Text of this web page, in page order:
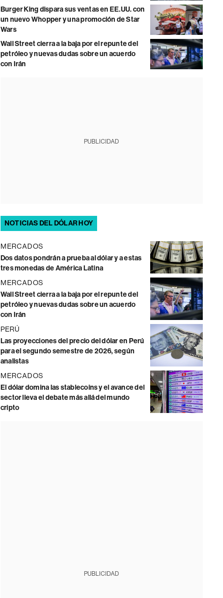
Burger King dispara sus ventas en EE.UU. con
un nuevo Whopper y una promoción de Star
Wars
Wall Street cierra a la baja por el repunte del
petróleo y nuevas dudas sobre un acuerdo
con Irán
PUBLICIDAD
NOTICIAS DEL DÓLAR HOY
MERCADOS
Dos datos pondrán a prueba al dólar y a estas
tres monedas de América Latina
MERCADOS
Wall Street cierra a la baja por el repunte del
petróleo y nuevas dudas sobre un acuerdo
con Irán
PERÚ
Las proyecciones del precio del dólar en Perú
para el segundo semestre de 2026, según
analistas
MERCADOS
El dólar domina las stablecoins y el avance del
sector lleva el debate más allá del mundo
cripto
PUBLICIDAD